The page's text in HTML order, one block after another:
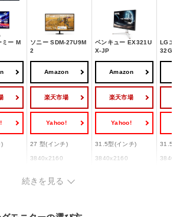
ミー M
ソニー SDM-27U9M
2
ベンキュー EX321U
X-JP
LGエ
Amazon
楽天市場
Yahoo!
Amazon
楽天市場
Yahoo!
) 27 型(インチ) 31.5型(インチ) 31.5
3840x2160 3840x2160
DisplayPort：24～1
続きを見る